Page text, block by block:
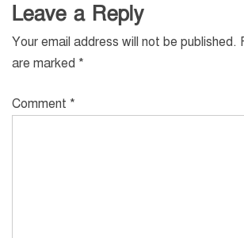
Leave a Reply
Your email address will not be published.
are marked *
Comment *